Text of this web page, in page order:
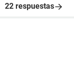
22 respuestas